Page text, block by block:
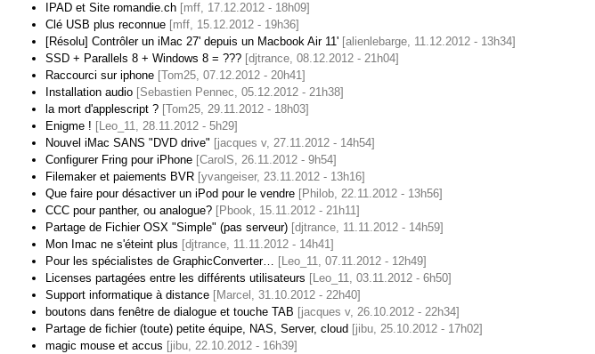
IPAD et Site romandie.ch [mff, 17.12.2012 - 18h09]
Clé USB plus reconnue [mff, 15.12.2012 - 19h36]
[Résolu] Contrôler un iMac 27' depuis un Macbook Air 11' [alienlebarge, 11.12.2012 - 13h34]
SSD + Parallels 8 + Windows 8 = ??? [djtrance, 08.12.2012 - 21h04]
Raccourci sur iphone [Tom25, 07.12.2012 - 20h41]
Installation audio [Sebastien Pennec, 05.12.2012 - 21h38]
la mort d'applescript ? [Tom25, 29.11.2012 - 18h03]
Enigme ! [Leo_11, 28.11.2012 - 5h29]
Nouvel iMac SANS "DVD drive" [jacques v, 27.11.2012 - 14h54]
Configurer Fring pour iPhone [CarolS, 26.11.2012 - 9h54]
Filemaker et paiements BVR [yvangeiser, 23.11.2012 - 13h16]
Que faire pour désactiver un iPod pour le vendre [Philob, 22.11.2012 - 13h56]
CCC pour panther, ou analogue? [Pbook, 15.11.2012 - 21h11]
Partage de Fichier OSX "Simple" (pas serveur) [djtrance, 11.11.2012 - 14h59]
Mon Imac ne s'éteint plus [djtrance, 11.11.2012 - 14h41]
Pour les spécialistes de GraphicConverter… [Leo_11, 07.11.2012 - 12h49]
Licenses partagées entre les différents utilisateurs [Leo_11, 03.11.2012 - 6h50]
Support informatique à distance [Marcel, 31.10.2012 - 22h40]
boutons dans fenêtre de dialogue et touche TAB [jacques v, 26.10.2012 - 22h34]
Partage de fichier (toute) petite équipe, NAS, Server, cloud [jibu, 25.10.2012 - 17h02]
magic mouse et accus [jibu, 22.10.2012 - 16h39]